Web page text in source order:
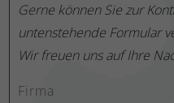
Gerne können Sie zur
untenstehende Formular
Wir freuen uns auf Ihre
Firma